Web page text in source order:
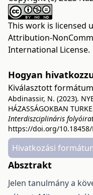
This work is licensed
Attribution-
International License.
Hogyan
Kiválasztott
Abdinassir, N. (2023).
HÁZASSÁGOKBAN
Interdiszciplináris
https://doi.org/10.18458/
Hivatkozási
Absztrakt
Jelen tanulmány a